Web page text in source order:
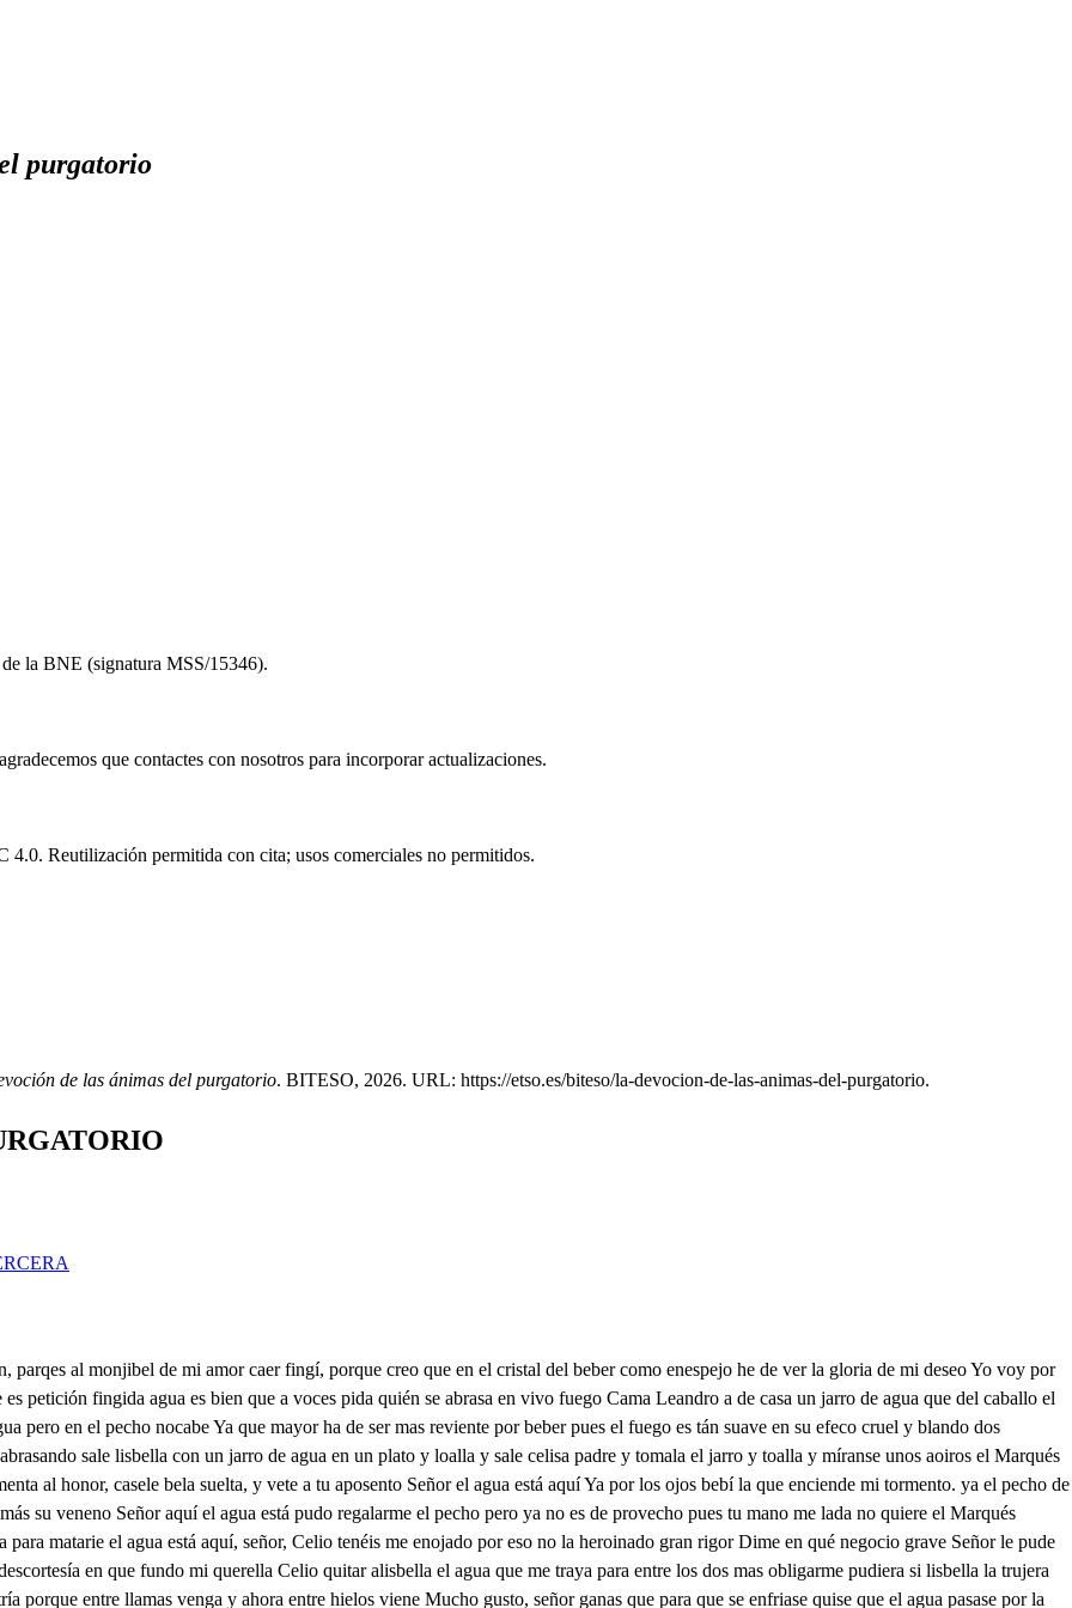
purgatorio
la BNE (signatura MSS/15346).
que contactes con nosotros para incorporar actualizaciones.
Reutilización permitida con cita; usos comerciales no permitidos.
de las ánimas del purgatorio. BITESO, 2026. URL: https://etso.es/biteso/la-devocion-de-las-animas-del-purgatorio.
de vender para tener más quedalla sólo está en dar la batalla que en dando cierto es vencer enojas de limpio jarpe Mis gusto escribe Leandro Si celio como Alejandro pieda su amada camparpe divulgue César mis glorias la voz del vulgo plebe yo contra el magrio pompe yo las celebradas vilorias gozé el gran otaviaro del mundo la gran riqueza y para mayor grandezca las puertas cierre de jano doré el sol la aurora bella con divinos rayos rojos que solo quieren mis ojos mirarse en los delisbella salen celio y les bella con el sarro de agua y tballa, y sale Otavia por otra parte, y cuando va a beber al mar que s llega otavia Llegad el agua al Marqués no entiendo, señor tl intento Alégrate pensamiento a abeber pues toda tu gloria vez etabia par que sabed que fue señor la caída obella, hermana querida No fuerrada bueno estoy. el deseo me ha traído ocabia con el gusto que era justo del bello ysol de mis gusto marque su venida nube ha sido el agua loma, señor, les bella. ardiente debe de ser Pues cuando voy a beber temo el liro de su ardor un nuevo desasosiego toda el alma me provoca bebo el agua por la boca y por los ojos del fuego o qué buen paje de copa no tiene mal parecer sale el capitán Leonató muy galán con unes tan darte en un lado pinta do un cristo y en el otro las animas de purgatorio como las pintan con sus llamas y sale con el Jua sielo su laca yo y locan dentro cazas mis hermana da de beber al Marques veré en que copa Guárdete el cielo Marqués do leonato o hermano y señor, lis bella. se lee ohijo inisojos al regocijo encienden lenguas de amor mejor con el agua estoy. bebe que te mytuvida fue muy grande la caída satisfaciéndome voy tan furioso iba el caballo que por los ojos se abríó toda el alma me turbo si cayó el Marqués yo callo para mejor ar del todo descucha de luz vasallos la más ilustre vitoria que dio triunfo a los romanos ayer cuando el sol hermoso ricaba alegres peñascos y con rincel de colores doraba los cerros altos ya que el labrador gozoso limpiaba el hyerro acarado y dando gracias al día daba su cuerpo altrabajo loque al arma en tu real y el suerte varón lotario me presentó la batalla qe es un valiente soldado sobre la arbolada pica parece el yerro brillando viendo la lengua de fuego que mormuro del contrario y viendo los roncos parches con las hojos tiembla el árbol y alguno con las raices sale de su centro helado pee d de de acométimos turiosos mezcláronse los dos campos con tan belicosa furia que a Marte formara espanto no tiene tanta ya se dia el animal cuartanarlo cuando en batalla se encuentra con el ligre fiero ircano cada soldado parece español todo bizarro, cuando en el cercado coso cruza los primeros pasos viv de lde parece la bala presta que el rubio seaño preñado contra las cercas dospara cuando se acerca clasallo desparan los arcabuces y del umo de sus rayos para honrar los cuervos muertos corta el aire lucos pardos la gran corriente del río con sangriento curso inchado en rojo rubitrans forma la s olas del saco acuario los ejércitos pelean y a voces gritan entrambos los uños viva el Marqués los otros viva loterio peleamos bien tres horas ¡Vive Dios, que fueron cuatro y no es bien que a mis servicios quite un hora de trabajo desvía cualrinca de horas Juaselo fue el tiempo que peleamos sean guatro horas Leosato. Yo soy sivido Calla Juanelo. Ya callo Jua selo puse en la falda fragosa del gran monte mariñano trecientos caballos diestros que me celaban el paso Juanelo docientos yocheta fueron Señor los que se alistaron para que es decir trecientos desviatemente cato Leonat docientos yochenta digo sicanelo dices verdad. cierro el labio Juaselo la verdad es sobre todo Calla, Juanelo. Jua selo Ya callo Yo que siempre suy devoto de las anismas que lraigo pintadas en tú estandarte inolore su favor santo sulieron de la celada los reteridos caballos docientos yochenta fueron Juaselo Calla, Juanelo. Leosaso. Ya callo Jua selo de le encelada trecientos y las animas llamando tresmile y más parecían los que de socorro hallamos la batalla estaba en duda mas de refresio llegaron y de la viloria honrosa te dieron el rico Lauro Lotario viene en prisión pero de suerte mudado que ya con las manos puestas preten de besar tus manos Ya de mi señora, Otavia las memorias adorando viene más que brabo amante aunque por extremo es bravo ya con grácase de esposo su noble pecho gallardo la quiere ofrecer el alma cuya nobleza te alabo y ya me parece tiempo que deelriunfo querelato goces la presente gloria que teespera en tu palacio o capitan valeroso mar qes Dame los valientes brazos a quien hoy marinan debe la quietud de sus estados Señor, según mi discurso leosalo las ánimas te ayudaron y en tu favor Dios por ellas obra sin duda el milagro lo que a las ánimas toca Jua cielo es verdad, como aquí estamos oyete leorrato Verdad te ha dicho. Juaselo Calla Jua sielo! Ya callo Juane lo del gobierno de mi casa Celio, mayor domo os hago oerrodillas Beso gran señor lus pies Alzaos Celio estoy turbado temo que al sol de tus honras se levante algún nublado pren que derribe el honor mío con la furia de sus rayos Vos Leonato, sed mi amigo que es lo más que puedo honraros pues en sa fe de este nombre con mi grandeza os igualo tus pies cien mi lelicces beso, hermana a palacio vamos, mar que que la vistaes bien te alegre con la prisión de lotario que de celio con las bella Leonalo yo te voy acompañando ¡Ay lis bella toda el alma par des dejó en tus ojos ingratos corazón di simujemos que debo mucho a Leonato y de mi nueva pasión puede formar justo agravio Juanelo venid Leandro un lazayo triste quiere igualarse a sus amos pues cuando la cuyo fuera sua selos delanteban los lazayos Vense i va delance Juanelo y que dan celio y lisbellaa obligado está el Marqués lis bella. a mis hermano. yatre amor celoo tan rendido su valor como se verá después hija mirarás quién eres la virtud siempre delante prudente honrada y constante que esto es ser flor de mujeres dme de caso que el Marqués te vea con rostro grave escuchalle y si puedes no mirarle que al fin quien mira desea conozca el honrado celo que tu casto pecho encierra los ojos bajos en tierra la opinión alta en el cielo si el Marqués aficionado contras baretuopinión Yo quitaré la ocasión con dorte lis bella estado Tu consejo he de seguir los bella no dudes padre y señor, Bien lo debes a mis amor, servíréte hasta morir y sobre todo hija misa de las anismas te acuerda la devoción no se pierda Yo las recocada día Lis bella. los lunes hago decir celeo una misa Lis bella, yo también Pues fía que